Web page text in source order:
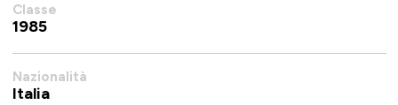
Classe
1985
Nazionalità
Italia